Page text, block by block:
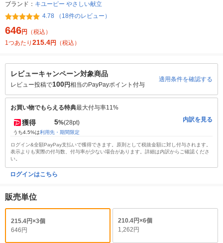
ブランド： キユーピー やさしい献立
4.78 （18件のレビュー）
646円
（税込）
1つあたり 215.4円 （税込）
レビューキャンペーン対象商品
レビュー投稿で100円相当のPayPayポイント付与
適用条件を確認する
お買い物でもらえる特典最大付与率11%
獲得 5%(28pt)
うち4.5%は利用先・期間限定
内訳を見る
ログイン&全額PayPay支払いで獲得できます。原則として税抜金額に対し付与されます。
表示よりも実際の付与数、付与率が少ない場合があります。詳細は内訳からご確認くださ
い。
ログインはこちら
販売単位
215.4円×3個
646円
210.4円×6個
1,262円